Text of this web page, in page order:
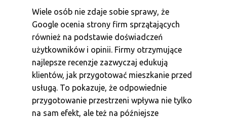
Wiele osób nie zdaje sobie sprawy, że
Google ocenia strony firm sprzątających
również na podstawie doświadczeń
użytkowników i opinii. Firmy otrzymujące
najlepsze recenzje zazwyczaj edukują
klientów, jak przygotować mieszkanie przed
usługą. To pokazuje, że odpowiednie
przygotowanie przestrzeni wpływa nie tylko
na sam efekt, ale też na późniejsze